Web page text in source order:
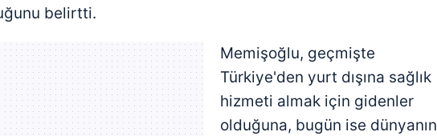
belirtti.
Memişoğlu, geçmişte
Türkiye'den yurt dışına sağlık
hizmeti almak için gidenler
olduğuna, bugün ise dünyanın